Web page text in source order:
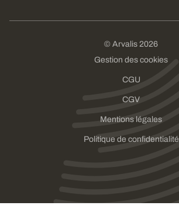
© Arvalis 2026
Gestion des cookies
CGU
CGV
Mentions légales
Politique de confidentialité